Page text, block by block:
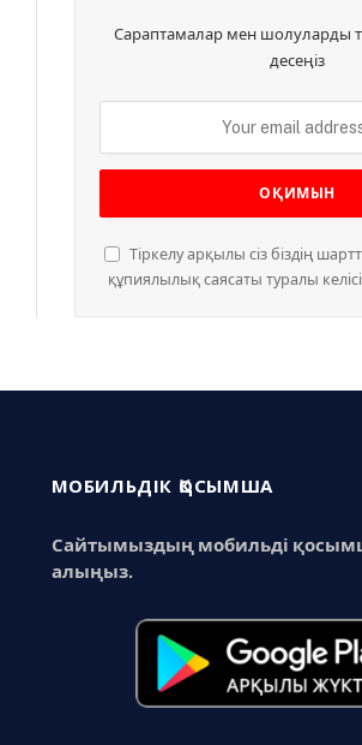
Сараптамалар мен шолуларды
десеңіз
Тіркелу арқылы сіз біздің
құпиялылық саясаты туралы
МОБИЛЬДІК ҚОСЫМША
Сайтымыздың мобильді
алыңыз.